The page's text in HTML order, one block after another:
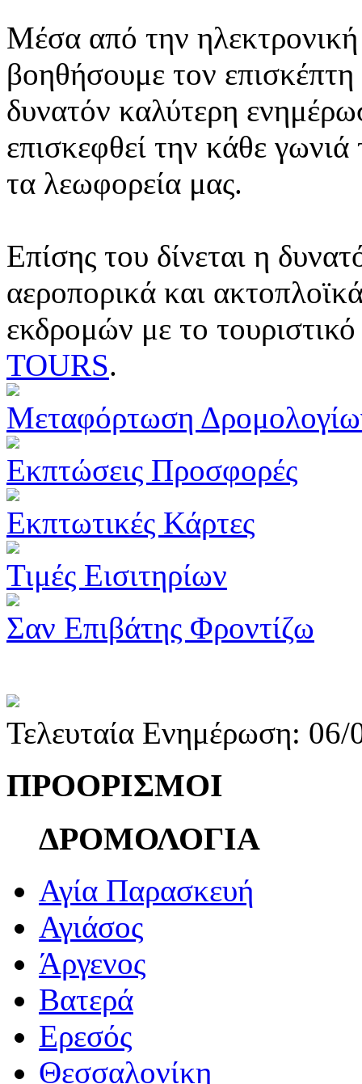
Μέσα από την ηλεκτρονική
βοηθήσουμε τον
δυνατόν καλύτερη
επισκεφθεί την κάθε
τα λεωφορεία μας.
Επίσης του δίνεται η
αεροπορικά και
εκδρομών με το
TOURS.
Μεταφόρτωση
Εκπτώσεις Προσφορές
Εκπτωτικές Κάρτες
Τιμές Εισιτηρίων
Σαν Επιβάτης Φροντίζω
Τελευταία Ενημέρωση:
ΠΡΟΟΡΙΣΜΟΙ
ΔΡΟΜΟΛΟΓΙΑ
Αγία Παρασκευή
Αγιάσος
Άργενος
Βατερά
Ερεσός
Θεσσαλονίκη